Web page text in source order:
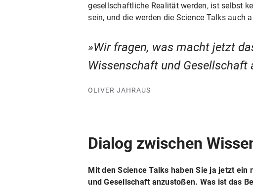
gesellschaftliche Realität werden, ist selbst
sein, und die werden die Science Talks auch
Wir fragen, was macht jetzt
Wissenschaft und Gesellschaft
OLIVER JAHRAUS
Dialog zwischen
Mit den Science Talks haben Sie ja jetzt ein
und Gesellschaft anzustoßen. Was ist das